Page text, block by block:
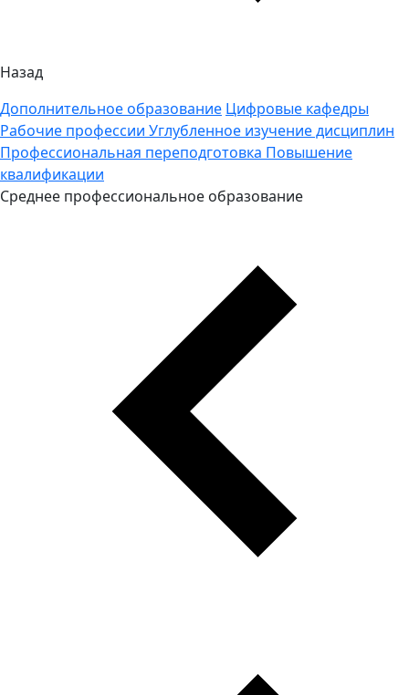
Назад
Дополнительное образование Цифровые кафедры
Рабочие профессии Углубленное изучение дисциплин
Профессиональная переподготовка Повышение
квалификации
Среднее профессиональное образование